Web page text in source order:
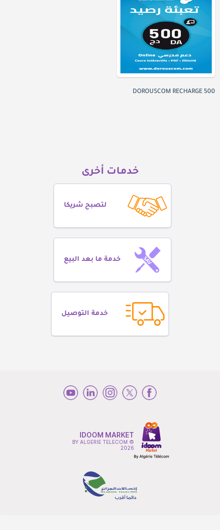
DOROUSCOM RECHARGE 500
خدمات أخرى
لتصبح شريكا
خدمة ما بعد البيع
خدمة التوصيل
IDOOM MARKET
BY ALGERIE TELECOM ©
2026